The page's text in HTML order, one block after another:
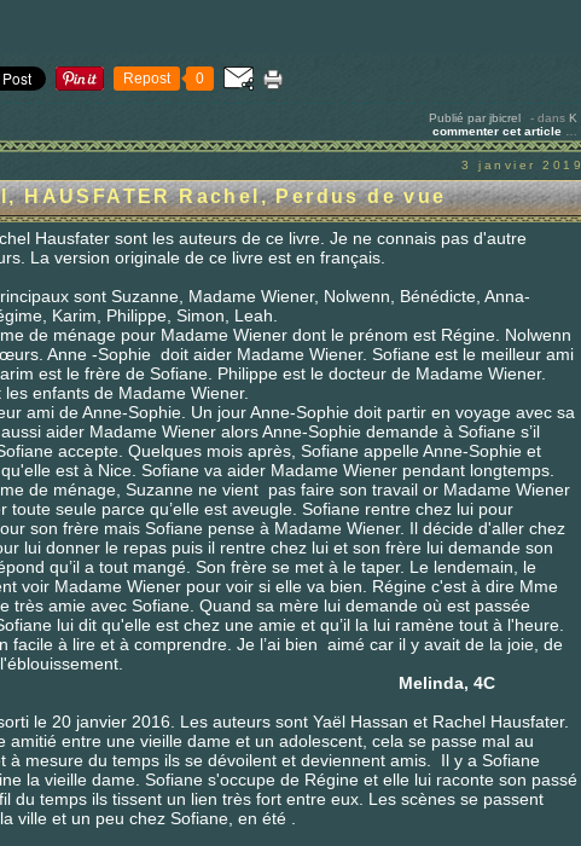
Repost 0
Publié par jbicrel - dans K
commenter cet article
3 janvier 2019
HAUSFATER Rachel, Perdus de vue
Hausfater sont les auteurs de ce livre. Je ne connais pas d'autre
La version originale de ce livre est en français.
sont Suzanne, Madame Wiener, Nolwenn, Bénédicte, Anna-
Karim, Philippe, Simon, Leah.
de ménage pour Madame Wiener dont le prénom est Régine. Nolwenn
Anne -Sophie doit aider Madame Wiener. Sofiane est le meilleur ami
est le frère de Sofiane. Philippe est le docteur de Madame Wiener.
enfants de Madame Wiener.
ami de Anne-Sophie. Un jour Anne-Sophie doit partir en voyage avec sa
aider Madame Wiener alors Anne-Sophie demande à Sofiane s’il
accepte. Quelques mois après, Sofiane appelle Anne-Sophie et
est à Nice. Sofiane va aider Madame Wiener pendant longtemps.
de ménage, Suzanne ne vient pas faire son travail or Madame Wiener
toute seule parce qu’elle est aveugle. Sofiane rentre chez lui pour
son frère mais Sofiane pense à Madame Wiener. Il décide d'aller chez
lui donner le repas puis il rentre chez lui et son frère lui demande son
qu’il a tout mangé. Son frère se met à le taper. Le lendemain, le
voir Madame Wiener pour voir si elle va bien. Régine c'est à dire Mme
très amie avec Sofiane. Quand sa mère lui demande où est passée
lui dit qu'elle est chez une amie et qu’il la lui ramène tout à l'heure.
facile à lire et à comprendre. Je l’ai bien aimé car il y avait de la joie, de
Melinda, 4C
le 20 janvier 2016. Les auteurs sont Yaël Hassan et Rachel Hausfater.
amitié entre une vieille dame et un adolescent, cela se passe mal au
à mesure du temps ils se dévoilent et deviennent amis. Il y a Sofiane
la vieille dame. Sofiane s'occupe de Régine et elle lui raconte son passé
du temps ils tissent un lien très fort entre eux. Les scènes se passent
ville et un peu chez Sofiane, en été .